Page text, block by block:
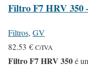
Filtro F7 HRV 350
Filtros, GV
82.53 € C/IVA
Filtro F7 HRV 350é